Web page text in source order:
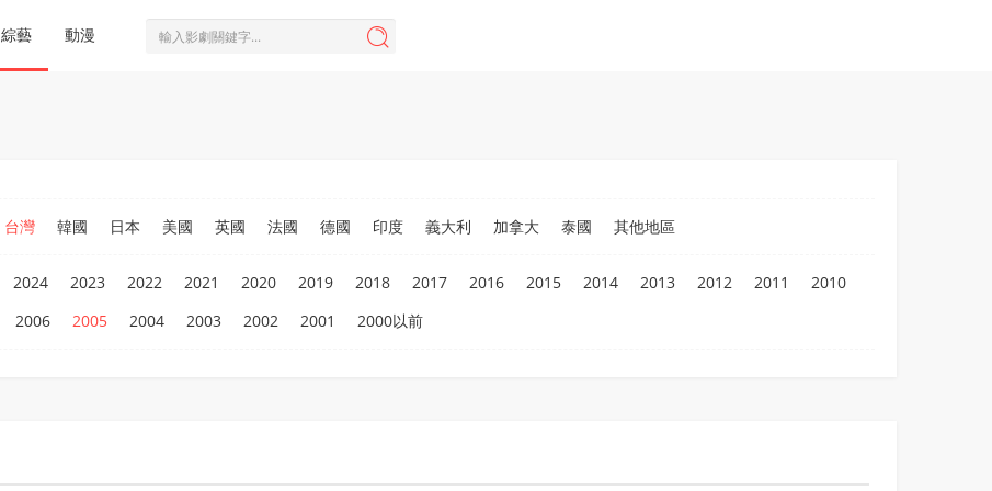
綜藝 動漫 
台灣 韓國 日本 美國 英國 法國 德國 印度 義大利 加拿大 泰國 其他地區
2024 2023 2022 2021 2020 2019 2018 2017 2016 2015 2014 2013 2012 2011
2010
2006 2005 2004 2003 2002 2001 2000以前